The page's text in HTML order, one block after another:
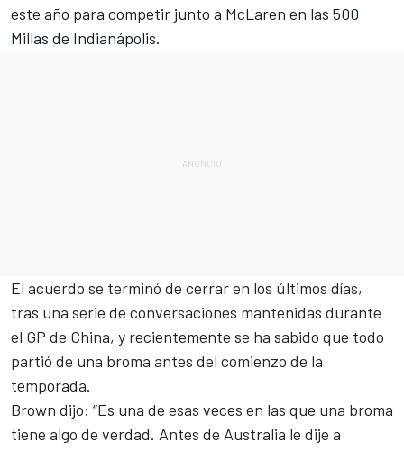
este año para competir junto a McLaren en las 500
Millas de Indianápolis.
El acuerdo se terminó de cerrar en los últimos días,
tras una serie de conversaciones mantenidas durante
el GP de China, y recientemente se ha sabido que todo
partió de una broma antes del comienzo de la
temporada.
Brown dijo: “Es una de esas veces en las que una broma
tiene algo de verdad. Antes de Australia le dije a